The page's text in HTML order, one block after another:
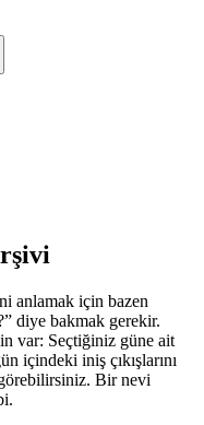
anlamak için bazen
diye bakmak gerekir.
var: Seçtiğiniz güne ait
içindeki iniş çıkışlarını
Bir nevi